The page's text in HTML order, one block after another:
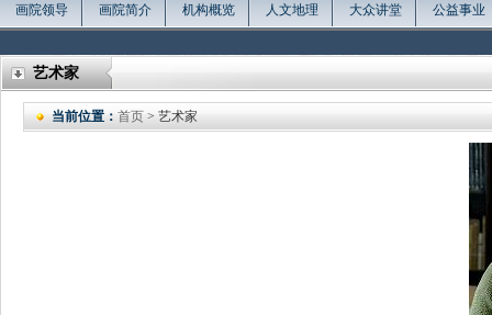
画院领导
画院简介
机构概览
人文地理
大众讲堂
公益事业
艺术家
当前位置： 首页 > 艺术家